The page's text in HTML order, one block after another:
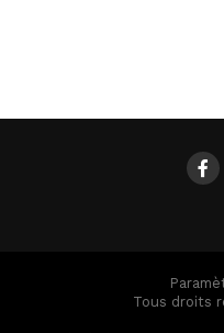
Tous droits